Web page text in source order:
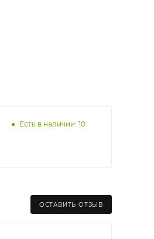
Есть в наличии: 10
ОСТАВИТЬ ОТЗЫВ